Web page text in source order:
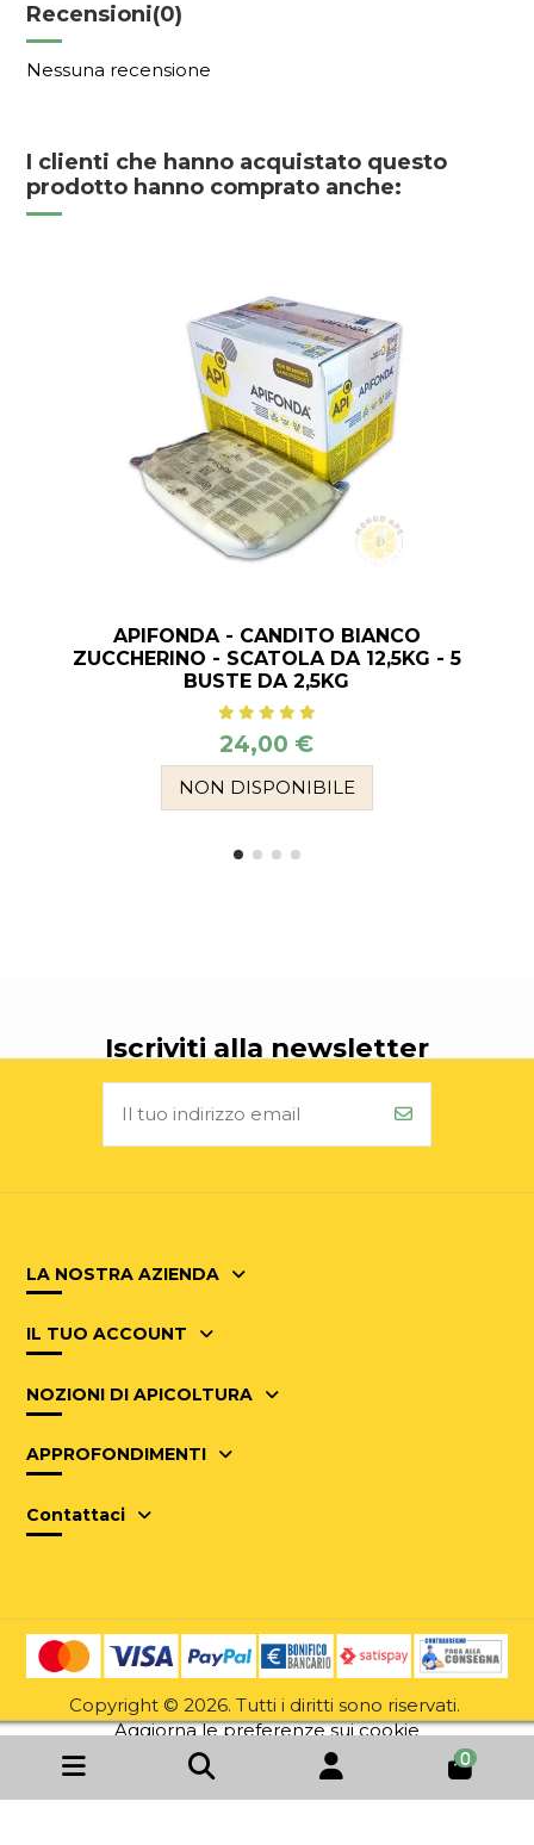
0
Recensioni(0)
Nessuna recensione
I clienti che hanno acquistato questo
prodotto hanno comprato anche:
APIFONDA - CANDITO BIANCO
ZUCCHERINO - SCATOLA DA 12,5KG - 5
BUSTE DA 2,5KG
24,00 €
NON DISPONIBILE
Iscriviti alla newsletter
LA NOSTRA AZIENDA
IL TUO ACCOUNT
NOZIONI DI APICOLTURA
APPROFONDIMENTI
Contattaci
Copyright © 2026. Tutti i diritti sono riservati.
Aggiorna le preferenze sui cookie